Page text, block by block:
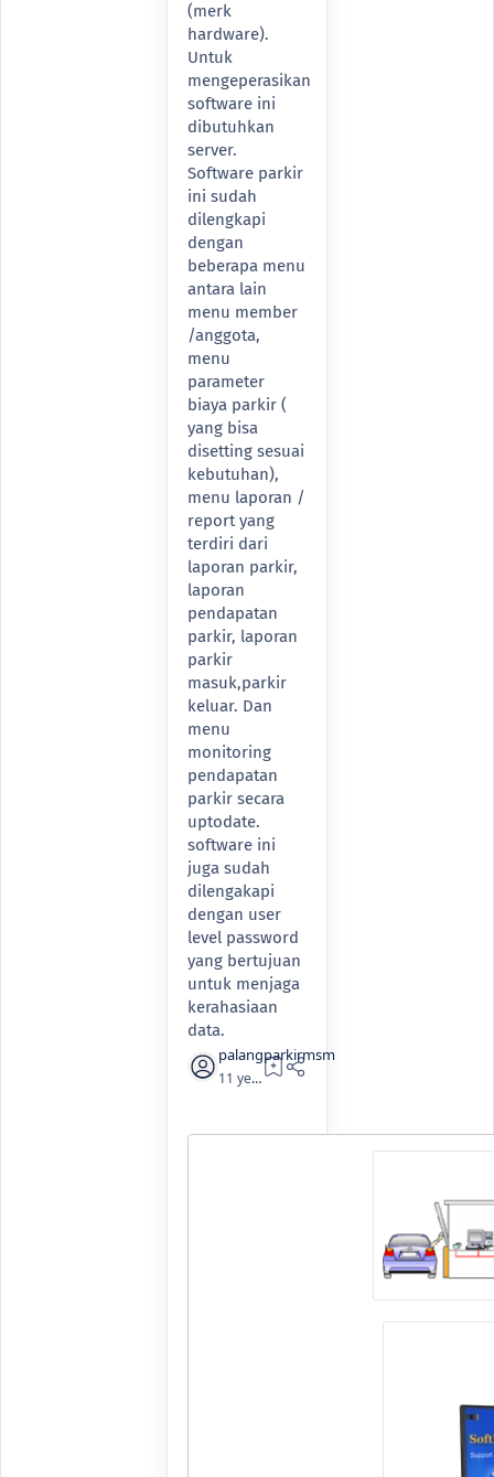
(merk
hardware).
Untuk
mengeperasikan
software ini
dibutuhkan
server.
Software parkir
ini sudah
dilengkapi
dengan
beberapa menu
antara lain
menu member
/anggota,
menu
parameter
biaya parkir (
yang bisa
disetting sesuai
kebutuhan),
menu laporan /
report yang
terdiri dari
laporan parkir,
laporan
pendapatan
parkir, laporan
parkir
masuk,parkir
keluar. Dan
menu
monitoring
pendapatan
parkir secara
uptodate.
software ini
juga sudah
dilengakapi
dengan user
level password
yang bertujuan
untuk menjaga
kerahasiaan
data.
11 years ago